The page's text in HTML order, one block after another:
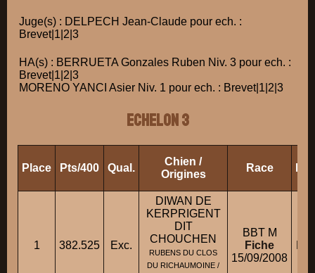
Juge(s) : DELPECH Jean-Claude pour ech. :
Brevet|1|2|3
HA(s) : BERRUETA Gonzales Ruben Niv. 3 pour ech. :
Brevet|1|2|3
MORENO YANCI Asier Niv. 1 pour ech. : Brevet|1|2|3
ECHELON 3
Place Pts/400 Qual.
Chien /
Origines
Race
1 382.525 Exc.
DIWAN DE
KERPRIGENT
DIT
CHOUCHEN
RUBENS DU CLOS
DU RICHAUMOINE /
BBT M
Fiche
15/09/2008